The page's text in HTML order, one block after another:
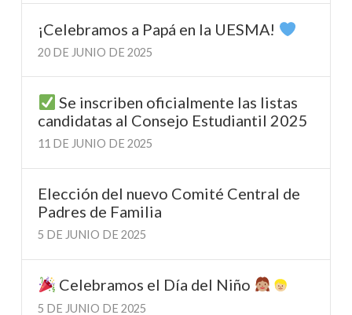
¡Celebramos a Papá en la UESMA!
20 DE JUNIO DE 2025
Se inscriben oficialmente las listas
candidatas al Consejo Estudiantil 2025
11 DE JUNIO DE 2025
Elección del nuevo Comité Central de
Padres de Familia
5 DE JUNIO DE 2025
Celebramos el Día del Niño
5 DE JUNIO DE 2025